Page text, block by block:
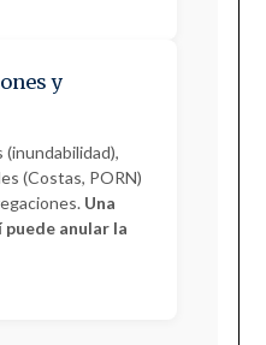
y
(Costas, PORN)
Una
anular la